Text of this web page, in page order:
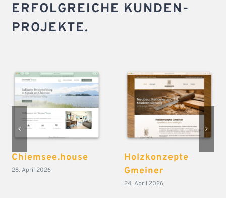
ERFOLGREICHE KUNDEN-
PROJEKTE.
Chiemsee.house
28. April 2026
Holzkonzepte
Gmeiner
24. April 2026